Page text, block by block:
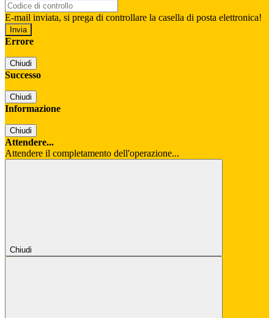
E-mail inviata, si prega di controllare la casella di posta elettronica!
Errore
Chiudi
Successo
Chiudi
Informazione
Chiudi
Attendere...
Attendere il completamento dell'operazione...
Chiudi